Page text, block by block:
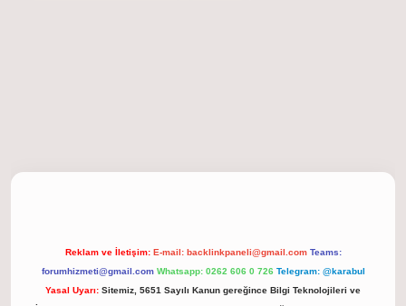
Reklam ve İletişim: E-mail: backlinkpaneli@gmail.com Teams:
forumhizmeti@gmail.com Whatsapp: 0262 606 0 726 Telegram: @karabul
Yasal Uyarı: Sitemiz, 5651 Sayılı Kanun gereğince Bilgi Teknolojileri ve